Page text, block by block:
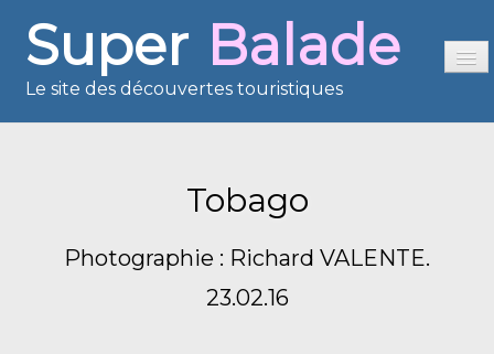
Super Balade
Le site des découvertes touristiques
Tobago
Photographie : Richard VALENTE.
23.02.16